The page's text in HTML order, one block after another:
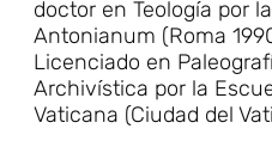
doctor en Teología por
Antonianum (Roma
Licenciado en
Archivística por la
Vaticana (Ciudad del